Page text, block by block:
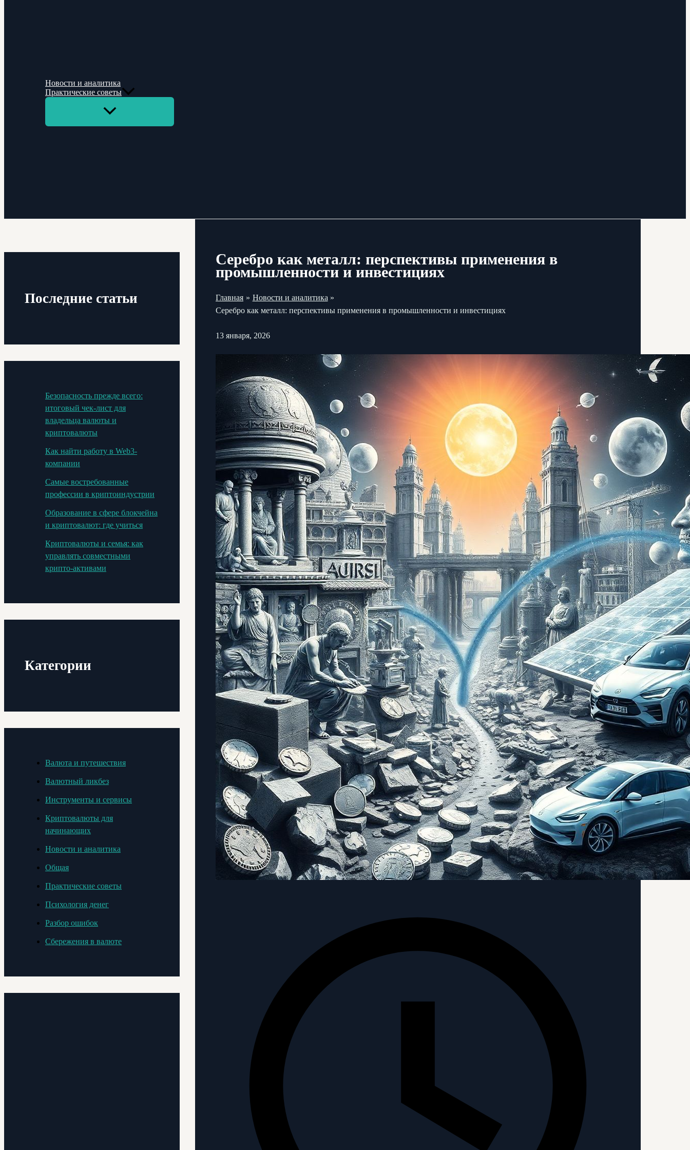
Новости и аналитика
Практические советы
Переключатель
Последние статьи
Безопасность прежде всего:
итоговый чек-лист для
владельца валюты и
криптовалюты
Как найти работу в Web3-
компании
Самые востребованные
профессии в криптоиндустрии
Образование в сфере блокчейна
и криптовалют: где учиться
Криптовалюты и семья: как
управлять совместными
крипто-активами
Категории
Валюта и путешествия
Валютный ликбез
Инструменты и сервисы
Криптовалюты для
начинающих
Новости и аналитика
Общая
Практические советы
Психология денег
Разбор ошибок
Сбережения в валюте
Серебро как металл: перспективы применения в
промышленности и инвестициях
Главная
Новости и аналитика
Серебро как металл: перспективы применения в промышленности и инвестициях
13 января, 2026